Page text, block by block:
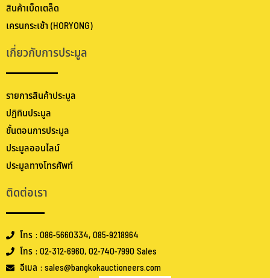
สินค้าเบ็ดเตล็ด
เครนกระเช้า (HORYONG)
เกี่ยวกับการประมูล
รายการสินค้าประมูล
ปฏิทินประมูล
ขั้นตอนการประมูล
ประมูลออนไลน์
ประมูลทางโทรศัพท์
ติดต่อเรา
โทร : 086-5660334, 085-9218964
โทร : 02-312-6960, 02-740-7990 Sales
อีเมล : sales@bangkokauctioneers.com